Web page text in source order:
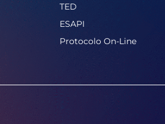
TED
ESAPI
Protocolo On-Line